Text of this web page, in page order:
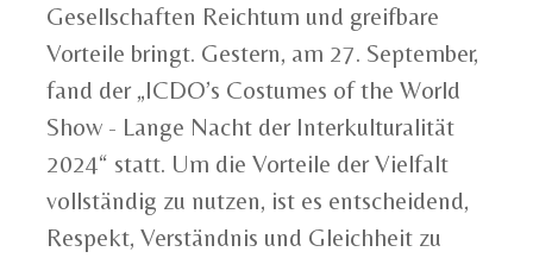
Gesellschaften Reichtum und greifbare
Vorteile bringt. Gestern, am 27. September,
fand der „ICDO’s Costumes of the World
Show - Lange Nacht der Interkulturalität
2024“ statt. Um die Vorteile der Vielfalt
vollständig zu nutzen, ist es entscheidend,
Respekt, Verständnis und Gleichheit zu